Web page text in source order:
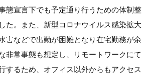
態宣言下でも予定通り行うための体制整
た。また、新型コロナウイルス感染拡大
害などで出勤が困難となり在宅勤務が余
非常事態も想定し、リモートワークにて
するため、オフィス以外からもアクセス